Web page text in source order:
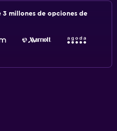
3 millones de opciones de